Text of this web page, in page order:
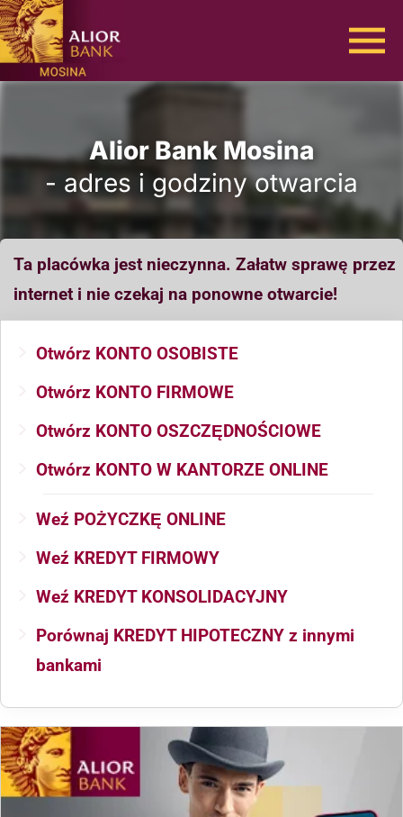
Alior Bank Mosina
- adres i godziny otwarcia
Ta placówka jest nieczynna. Załatw sprawę przez
internet i nie czekaj na ponowne otwarcie!
Otwórz KONTO OSOBISTE
Otwórz KONTO FIRMOWE
Otwórz KONTO OSZCZĘDNOŚCIOWE
Otwórz KONTO W KANTORZE ONLINE
Weź POŻYCZKĘ ONLINE
Weź KREDYT FIRMOWY
Weź KREDYT KONSOLIDACYJNY
Porównaj KREDYT HIPOTECZNY z innymi
bankami